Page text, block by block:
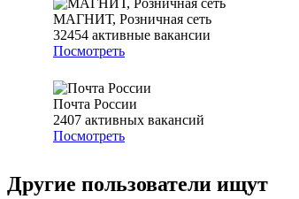
МАГНИТ, Розничная сеть
32454 активные вакансии
Посмотреть
Почта России
2407 активных вакансий
Посмотреть
Другие пользователи ищут